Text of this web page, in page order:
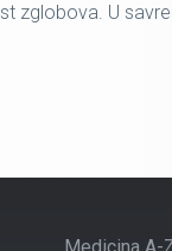
zglobova. U